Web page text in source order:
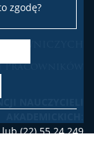
zgodę?
NAUCZYCIELI
(22) 55 24 249